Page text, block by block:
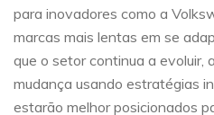
para inovadores como a
marcas mais lentas em se
que o setor continua a evoluir,
mudança usando estratégias
estarão melhor posicionados